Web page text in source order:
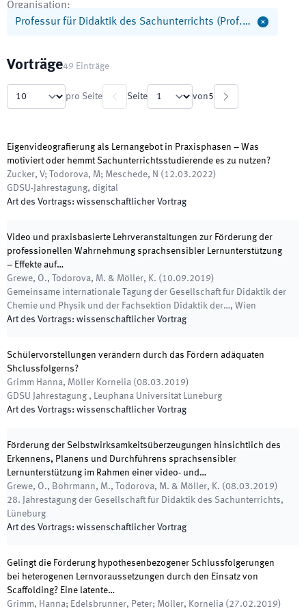
Organisation:
Professur für Didaktik des Sachunterrichts (Prof.…
Vorträge49 Einträge
pro Seite Seite von5
Eigenvideografierung als Lernangebot in Praxisphasen – Was
motiviert oder hemmt Sachunterrichtsstudierende es zu nutzen?
Zucker, V; Todorova, M; Meschede, N ( 12.03.2022)
GDSU-Jahrestagung, digital
Art des Vortrags: wissenschaftlicher Vortrag
Video und praxisbasierte Lehrveranstaltungen zur Förderung der
professionellen Wahrnehmung sprachsensibler Lernunterstützung
– Effekte auf…
Grewe, O., Todorova, M. & Möller, K. ( 10.09.2019)
Gemeinsame internationale Tagung der Gesellschaft für Didaktik der
Chemie und Physik und der Fachsektion Didaktik der…, Wien
Art des Vortrags: wissenschaftlicher Vortrag
Schülervorstellungen verändern durch das Fördern adäquaten
Shclussfolgerns?
Grimm Hanna, Möller Kornelia (08.03.2019)
GDSU Jahrestagung , Leuphana Universität Lüneburg
Art des Vortrags: wissenschaftlicher Vortrag
Förderung der Selbstwirksamkeitsüberzeugungen hinsichtlich des
Erkennens, Planens und Durchführens sprachsensibler
Lernunterstützung im Rahmen einer video- und…
Grewe, O., Bohrmann, M., Todorova, M. & Möller, K. (08.03.2019)
28. Jahrestagung der Gesellschaft für Didaktik des Sachunterrichts,
Lüneburg
Art des Vortrags: wissenschaftlicher Vortrag
Gelingt die Förderung hypothesenbezogener Schlussfolgerungen
bei heterogenen Lernvoraussetzungen durch den Einsatz von
Scaffolding? Eine latente…
Grimm, Hanna; Edelsbrunner, Peter; Möller, Kornelia ( 27.02.2019)